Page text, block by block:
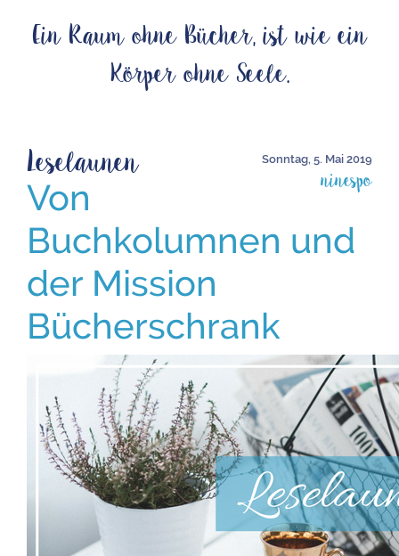
Ein Raum ohne Bücher, ist wie ein
Körper ohne Seele.
Sonntag, 5. Mai 2019
ninespo
Leselaunen
Von
Buchkolumnen und
der Mission
Bücherschrank